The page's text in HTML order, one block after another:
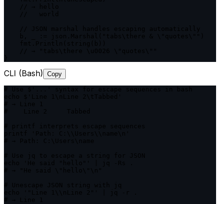
CLI (Bash) Copy